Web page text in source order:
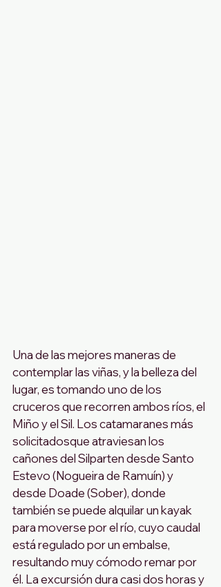
Una de las mejores maneras de
contemplar las viñas, y la belleza del
lugar, es tomando uno de los
cruceros que recorren ambos ríos, el
Miño y el Sil. Los catamaranes más
solicitadosque atraviesan los
cañones del Silparten desde Santo
Estevo (Nogueira de Ramuín) y
desde Doade (Sober), donde
también se puede alquilar un kayak
para moverse por el río, cuyo caudal
está regulado por un embalse,
resultando muy cómodo remar por
él. La excursión dura casi dos horas y